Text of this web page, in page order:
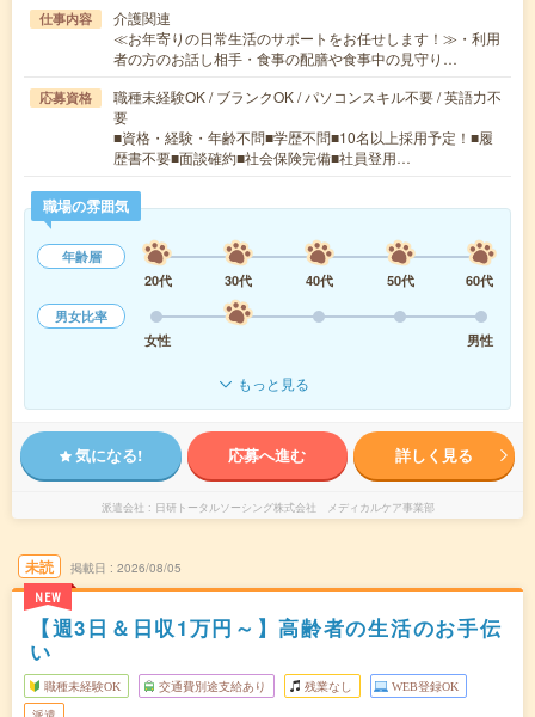
仕事内容
介護関連
≪お年寄りの日常生活のサポートをお任せします！≫・利用
者の方のお話し相手・食事の配膳や食事中の見守り…
応募資格
職種未経験OK / ブランクOK / パソコンスキル不要 / 英語力不
要
■資格・経験・年齢不問■学歴不問■10名以上採用予定！■履
歴書不要■面談確約■社会保険完備■社員登用…
職場の雰囲気
年齢層
20代
30代 40代 50代
60代
男女比率
女性
男性
もっと見る
気になる! 応募へ進む 詳しく見る
派遣会社 日研トータルソーシング株式会社 メディカルケア事業部
未読
NEW
掲載日 2026/08/05
【週3日＆日収1万円～】高齢者の生活のお手伝
い
職種未経験OK 交通費別途支給あり 残業なし WEB登録OK